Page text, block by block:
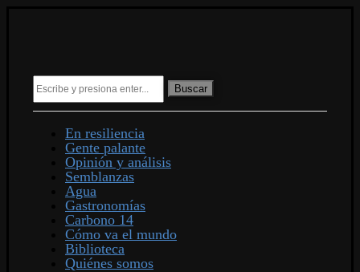
Buscar
En resiliencia
Gente palante
Opinión y análisis
Semblanzas
Agua
Gastronomías
Carbono 14
Cómo va el mundo
Biblioteca
Quiénes somos